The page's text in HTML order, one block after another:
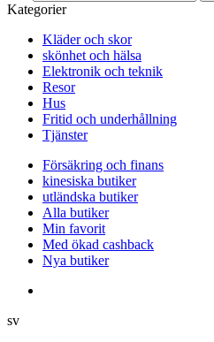
Kategorier
Kläder och skor
skönhet och hälsa
Elektronik och teknik
Resor
Hus
Fritid och underhållning
Tjänster
Försäkring och finans
kinesiska butiker
utländska butiker
Alla butiker
Min favorit
Med ökad cashback
Nya butiker
sv